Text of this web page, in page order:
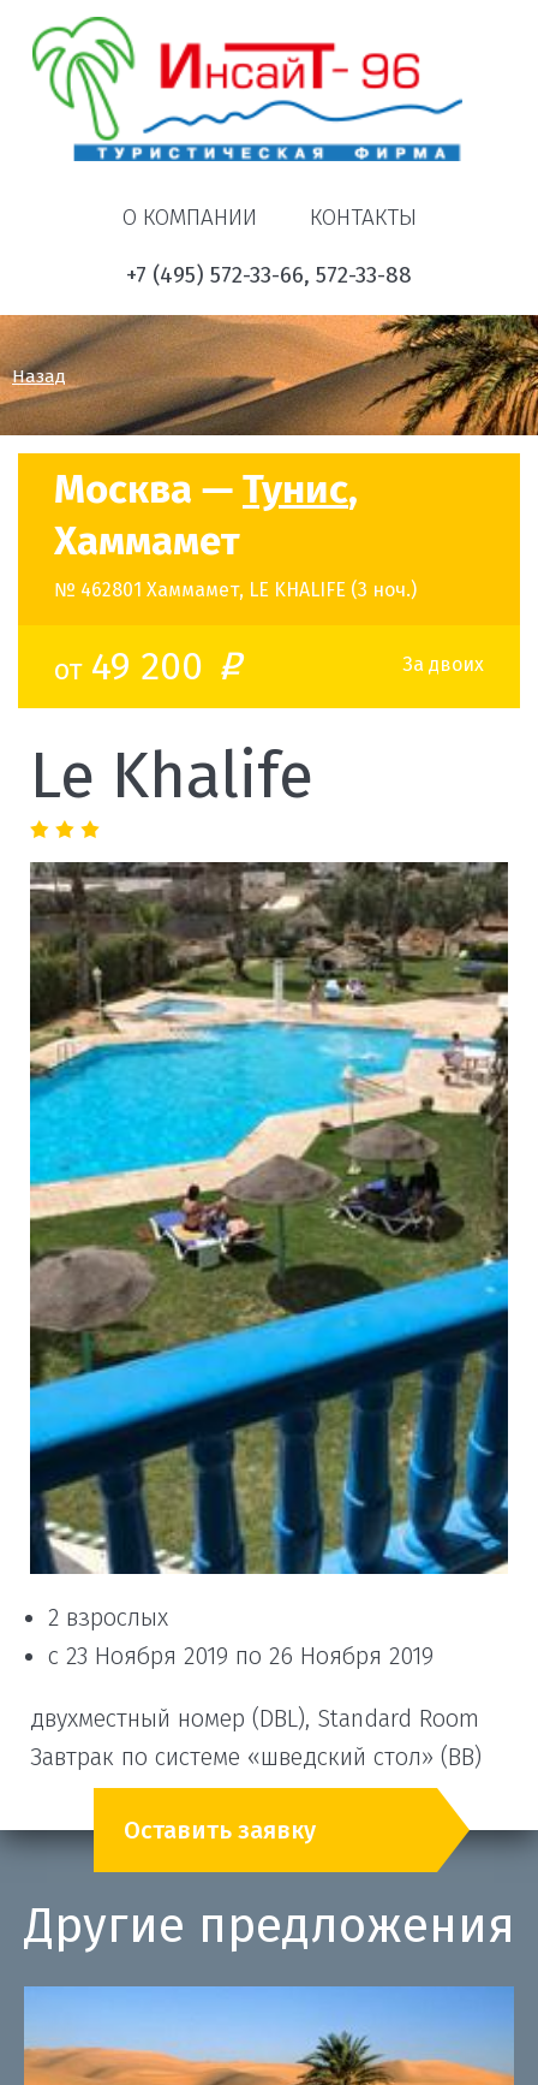
О КОМПАНИИ КОНТАКТЫ
+7 (495) 572-33-66, 572-33-88
Назад
Москва — Тунис,
Хаммамет
№ 462801 Хаммамет, LE KHALIFE (3 ноч.)
от49 200 o За двоих
Le Khalife
2 взрослых
с 23 Ноября 2019 по 26 Ноября 2019
двухместный номер (DBL), Standard Room
Завтрак по системе «шведский стол» (BB)
Оставить заявку
Другие предложения